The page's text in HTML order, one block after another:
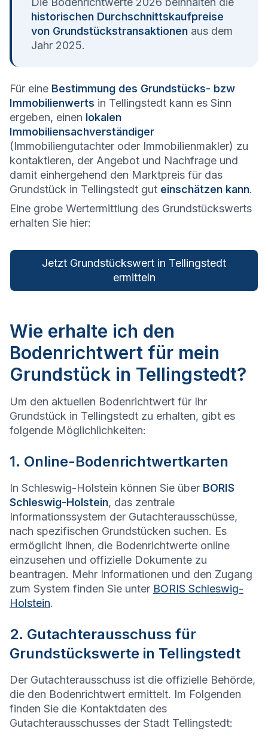
historischen Durchschnittskaufpreise
von Grundstückstransaktionen aus dem
Jahr 2025.
Für eine Bestimmung des Grundstücks- bzw
Immobilienwerts in Tellingstedt kann es Sinn
ergeben, einen lokalen
Immobiliensachverständiger
(Immobiliengutachter oder Immobilienmakler) zu
kontaktieren, der Angebot und Nachfrage und
damit einhergehend den Marktpreis für das
Grundstück in Tellingstedt gut einschätzen kann.
Eine grobe Wertermittlung des Grundstückswerts
erhalten Sie hier:
Jetzt Grundstückswert in Tellingstedt
ermitteln
Wie erhalte ich den
Bodenrichtwert für mein
Grundstück in Tellingstedt?
Um den aktuellen Bodenrichtwert für Ihr
Grundstück in Tellingstedt zu erhalten, gibt es
folgende Möglichlichkeiten:
1. Online-Bodenrichtwertkarten
In Schleswig-Holstein können Sie über BORIS
Schleswig-Holstein, das zentrale
Informationssystem der Gutachterausschüsse,
nach spezifischen Grundstücken suchen. Es
ermöglicht Ihnen, die Bodenrichtwerte online
einzusehen und offizielle Dokumente zu
beantragen. Mehr Informationen und den Zugang
zum System finden Sie unter BORIS Schleswig-
Holstein.
2. Gutachterausschuss für
Grundstückswerte in Tellingstedt
Der Gutachterausschuss ist die offizielle Behörde,
die den Bodenrichtwert ermittelt. Im Folgenden
finden Sie die Kontaktdaten des
Gutachterausschusses der Stadt Tellingstedt: